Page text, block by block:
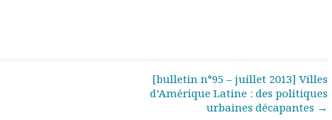
[bulletin n°95 – juillet 2013] Villes
d’Amérique Latine : des politiques
urbaines décapantes →